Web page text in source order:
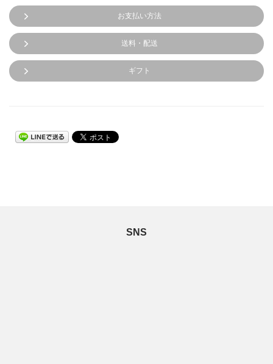
お支払い方法
送料・配送
ギフト
SNS